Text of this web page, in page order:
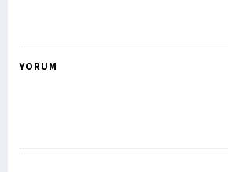
YORUM